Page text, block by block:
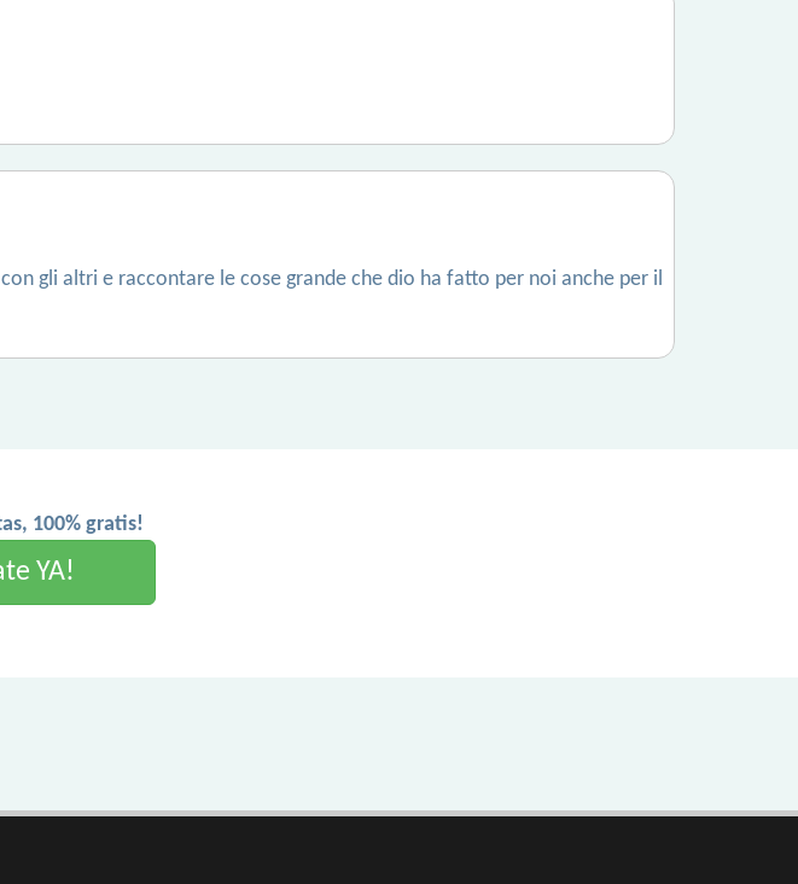
gli altri e raccontare le cose grande che dio ha fatto per noi anche per il
100% gratis!
YA!